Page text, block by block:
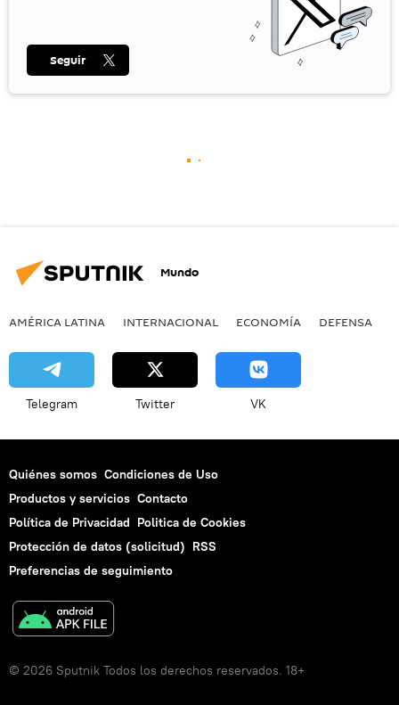
Seguir
Mundo
AMÉRICA LATINA INTERNACIONAL ECONOMÍA DEFENSA
Telegram Twitter VK
Quiénes somos Condiciones de Uso
Productos y servicios Contacto
Política de Privacidad Politica de Cookies
Protección de datos (solicitud) RSS
Preferencias de seguimiento
© 2026 Sputnik Todos los derechos reservados. 18+